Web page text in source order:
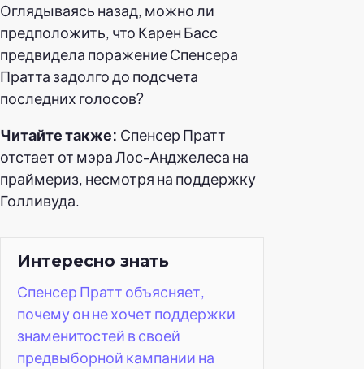
Оглядываясь назад, можно ли
предположить, что Карен Басс
предвидела поражение Спенсера
Пратта задолго до подсчета
последних голосов?
Читайте также: Спенсер Пратт
отстает от мэра Лос-Анджелеса на
праймериз, несмотря на поддержку
Голливуда.
Интересно знать
Спенсер Пратт объясняет,
почему он не хочет поддержки
знаменитостей в своей
предвыборной кампании на